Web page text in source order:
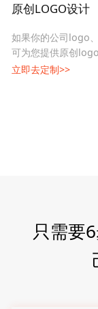
原创LOGO设计
如果你的公司logo
可为您提供原创logo
立即去定制>>
只需要